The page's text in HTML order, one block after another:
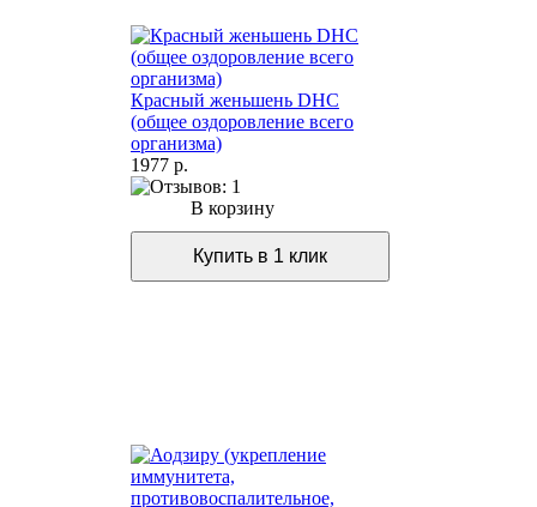
Красный женьшень DHC
(общее оздоровление всего
организма)
1977 р.
В корзину